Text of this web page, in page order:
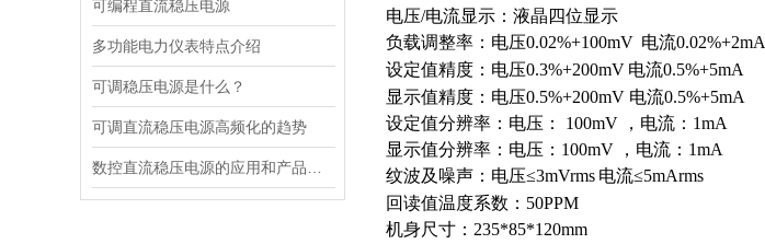
可编程直流稳压电源
多功能电力仪表特点介绍
可调稳压电源是什么？
可调直流稳压电源高频化的趋势
电压/电流显示：液晶四位显示
负载调整率：电压0.02%+100mV 电流0.02%+2mA
设定值精度：电压0.3%+200mV 电流0.5%+5mA
显示值精度：电压0.5%+200mV 电流0.5%+5mA
设定值分辨率：电压： 100mV ， 电流：1mA
显示值分辨率：电压：100mV ， 电流：1mA
纹波及噪声：电压≤3mVrms 电流≤5mArms
回读值温度系数：50PPM
机身尺寸：235*85*120mm